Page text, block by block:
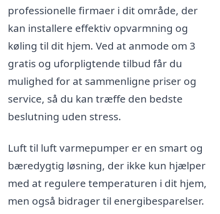
professionelle firmaer i dit område, der
kan installere effektiv opvarmning og
køling til dit hjem. Ved at anmode om 3
gratis og uforpligtende tilbud får du
mulighed for at sammenligne priser og
service, så du kan træffe den bedste
beslutning uden stress.
Luft til luft varmepumper er en smart og
bæredygtig løsning, der ikke kun hjælper
med at regulere temperaturen i dit hjem,
men også bidrager til energibesparelser.